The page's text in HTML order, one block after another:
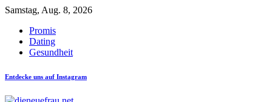
Samstag, Aug. 8, 2026
Promis
Dating
Gesundheit
Entdecke uns auf Instagram